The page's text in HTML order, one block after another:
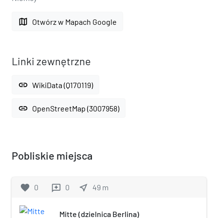
map Otwórz w Mapach Google
Linki zewnętrzne
link WikiData (Q170119)
link OpenStreetMap (3007958)
Pobliskie miejsca
favorite 0 reviews 0 near_me 49 m
Mitte (dzielnica Berlina)